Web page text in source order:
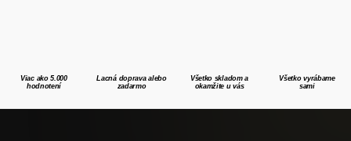
Viac ako 5.000
hodnotení
Lacná doprava alebo
zadarmo
Všetko skladom a
okamžite u vás
Všetko vyrábame
sami